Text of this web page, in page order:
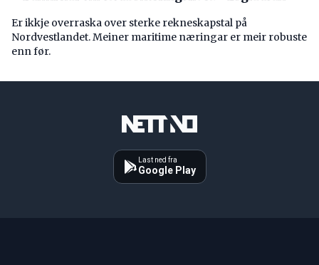
Er ikkje overraska over sterke rekneskapstal på
Nordvestlandet. Meiner maritime næringar er meir robuste
enn før.
Last ned fra
Google Play